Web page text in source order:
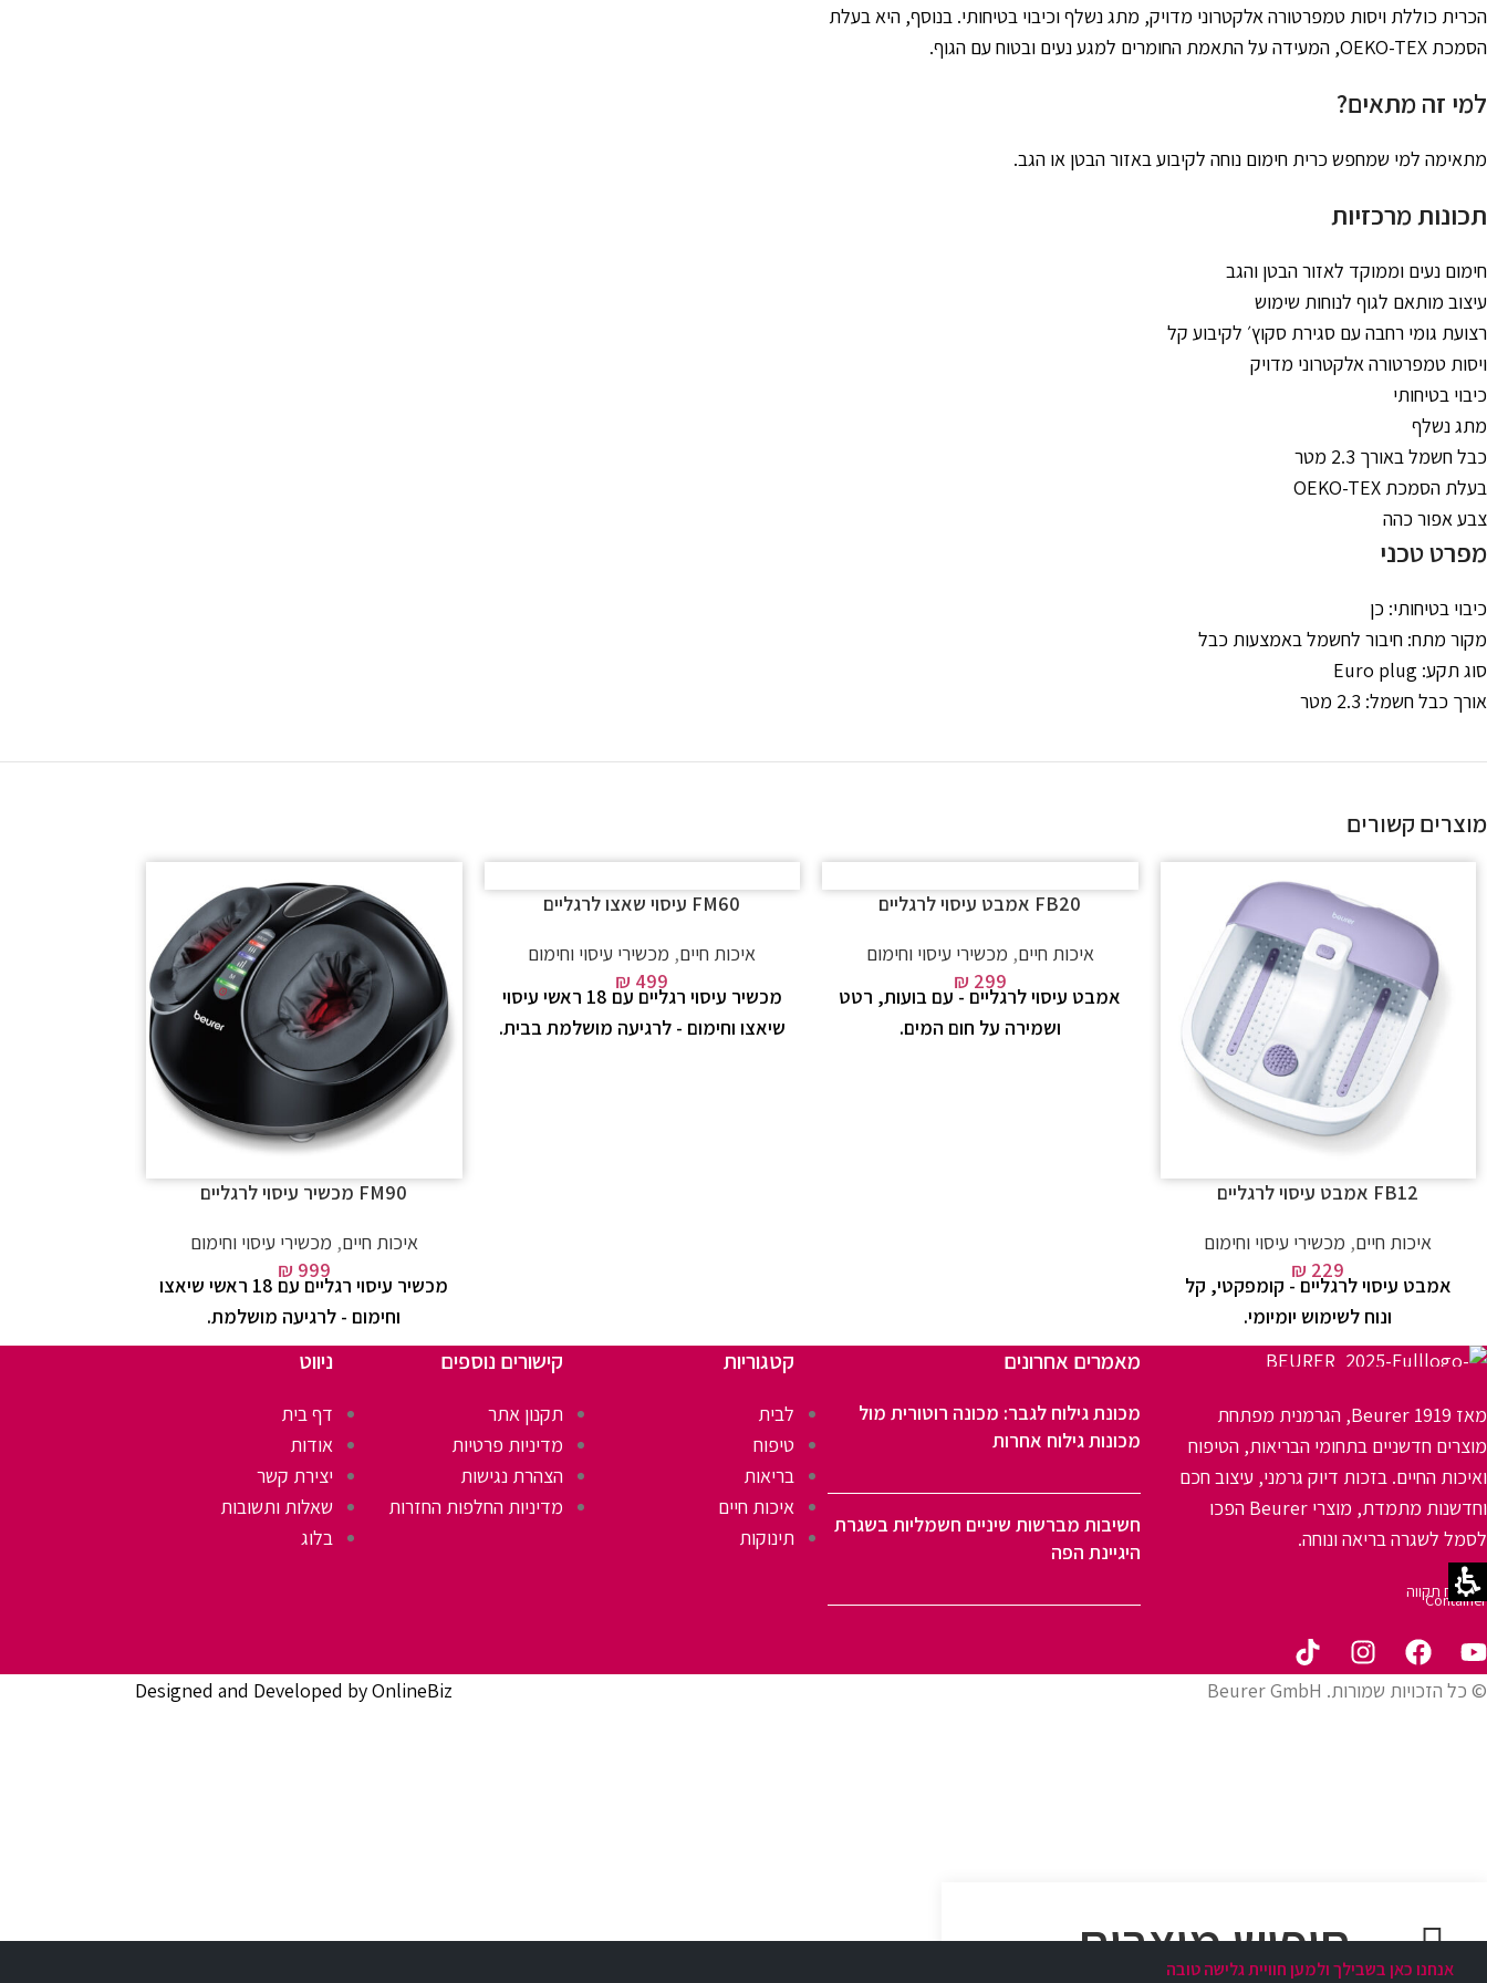
הכרית כוללת ויסות טמפרטורה אלקטרוני מדויק, מתג נשלף וכיבוי בטיחותי. בנוסף, היא בעלת
הסמכת OEKO-TEX, המעידה על התאמת החומרים למגע נעים ובטוח עם הגוף.
למי זה מתאים?
מתאימה למי שמחפש כרית חימום נוחה לקיבוע באזור הבטן או הגב.
תכונות מרכזיות
חימום נעים וממוקד לאזור הבטן והגב
עיצוב מותאם לגוף לנוחות שימוש
רצועת גומי רחבה עם סגירת סקוץ׳ לקיבוע קל
ויסות טמפרטורה אלקטרוני מדויק
כיבוי בטיחותי
מתג נשלף
כבל חשמל באורך 2.3 מטר
בעלת הסמכת OEKO-TEX
צבע אפור כהה
מפרט טכני
כיבוי בטיחותי: כן
מקור מתח: חיבור לחשמל באמצעות כבל
סוג תקע: Euro plug
אורך כבל חשמל: 2.3 מטר
מוצרים קשורים
FB12 אמבט עיסוי לרגליים
איכות חיים, מכשירי עיסוי וחימום
₪ 229
אמבט עיסוי לרגליים - קומפקטי, קל
ונוח לשימוש יומיומי.
FB20 אמבט עיסוי לרגליים
איכות חיים, מכשירי עיסוי וחימום
₪ 299
אמבט עיסוי לרגליים - עם בועות, רטט
ושמירה על חום המים.
FM60 עיסוי שאצו לרגליים
איכות חיים, מכשירי עיסוי וחימום
₪ 499
מכשיר עיסוי רגליים עם 18 ראשי עיסוי
שיאצו וחימום - לרגיעה מושלמת בבית.
FM90 מכשיר עיסוי לרגליים
איכות חיים, מכשירי עיסוי וחימום
₪ 999
מכשיר עיסוי רגליים עם 18 ראשי שיאצו
וחימום - לרגיעה מושלמת.
מאז 1919 Beurer, הגרמנית מפתחת
מוצרים חדשניים בתחומי הבריאות, הטיפוח
ואיכות החיים. בזכות דיוק גרמני, עיצוב חכם
וחדשנות מתמדת, מוצרי Beurer הפכו
לסמל לשגרה בריאה ונוחה.
פתח תקווה
מאמרים אחרונים
מכונת גילוח לגבר: מכונה רוטורית מול
מכונות גילוח אחרות
חשיבות מברשות שיניים חשמליות בשגרת
היגיינת הפה
קטגוריות
לבית
טיפוח
בריאות
איכות חיים
תינוקות
קישורים נוספים
תקנון אתר
מדיניות פרטיות
הצהרת נגישות
מדיניות החלפות החזרות
ניווט
דף בית
אודות
יצירת קשר
שאלות ותשובות
בלוג
© כל הזכויות שמורות. Beurer GmbH Designed and Developed by OnlineBiz
אנחנו כאן בשבילך ולמען חוויית גלישה טובה